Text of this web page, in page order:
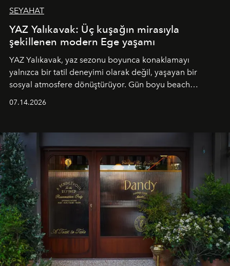
SEYAHAT
YAZ Yalıkavak: Üç kuşağın mirasıyla
şekillenen modern Ege yaşamı
YAZ Yalıkavak, yaz sezonu boyunca konaklamayı
yalnızca bir tatil deneyimi olarak değil, yaşayan bir
sosyal atmosfere dönüştürüyor. Gün boyu beach
tematik gastronomi geceleri misafirlerle buluşuyor.
Paylaşıma, lezzete ve müziğe odaklanan bu özel
akşamlar, YAZ’ın sade lüks anlayışını gün batımından
geceye taşıyarak her hafta farklı bir deneyim sunuyor.
07.14.2026